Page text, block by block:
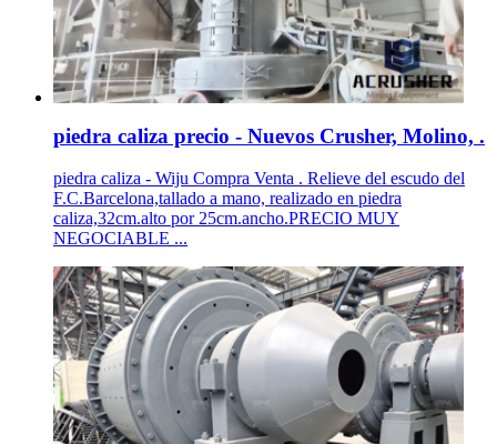
piedra caliza precio - Nuevos Crusher, Molino, .
piedra caliza - Wiju Compra Venta . Relieve del escudo del
F.C.Barcelona,tallado a mano, realizado en piedra
caliza,32cm.alto por 25cm.ancho.PRECIO MUY
NEGOCIABLE ...